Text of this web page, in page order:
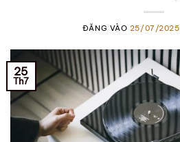
ĐĂNG VÀO 25/07/2025
25
Th7